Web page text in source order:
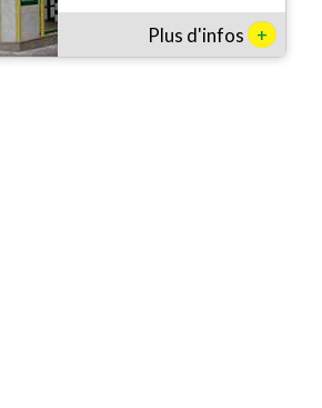
Plus d'infos +